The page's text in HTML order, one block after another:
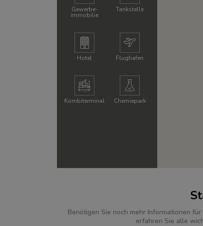
Gewerbe­
immobilie
Tankstelle
Hotel Flughafen
Kombi­terminal Chemie­park
Benötigen Sie noch mehr Informationen
erfahren Sie alle